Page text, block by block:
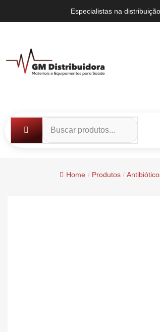
Especialistas na
Home / Produtos /